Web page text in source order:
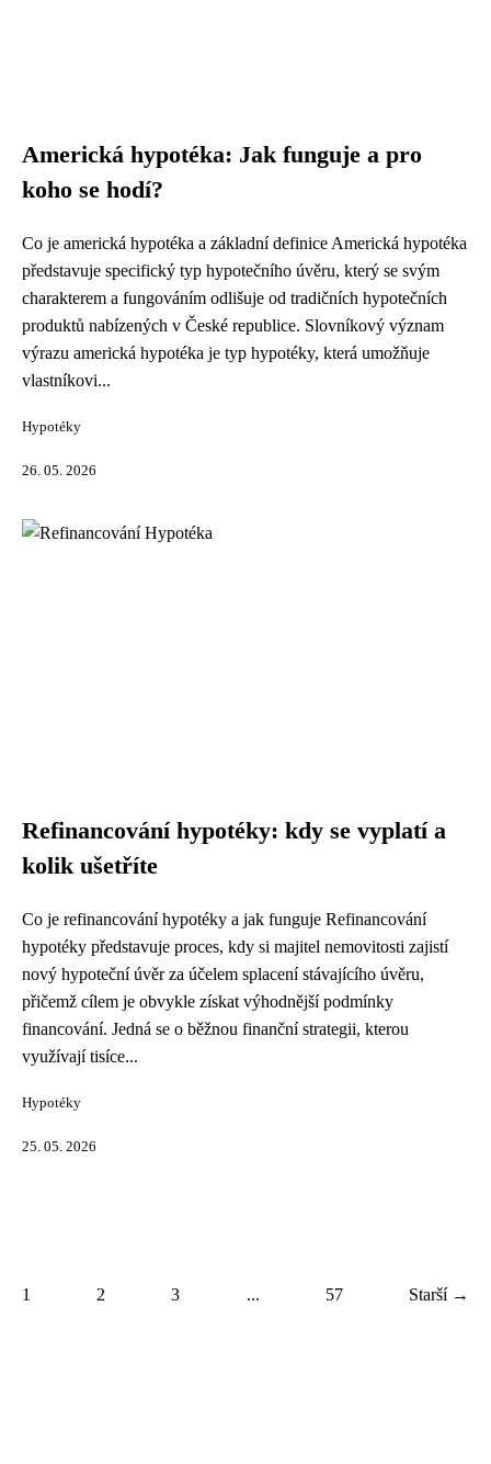
Americká hypotéka: Jak funguje a pro
koho se hodí?
Co je americká hypotéka a základní definice Americká hypotéka
představuje specifický typ hypotečního úvěru, který se svým
charakterem a fungováním odlišuje od tradičních hypotečních
produktů nabízených v České republice. Slovníkový význam
výrazu americká hypotéka je typ hypotéky, která umožňuje
vlastníkovi...
Hypotéky
26. 05. 2026
Refinancování hypotéky: kdy se vyplatí a
kolik ušetříte
Co je refinancování hypotéky a jak funguje Refinancování
hypotéky představuje proces, kdy si majitel nemovitosti zajistí
nový hypoteční úvěr za účelem splacení stávajícího úvěru,
přičemž cílem je obvykle získat výhodnější podmínky
financování. Jedná se o běžnou finanční strategii, kterou
využívají tisíce...
Hypotéky
25. 05. 2026
1 2 3 ... 57 Starší →